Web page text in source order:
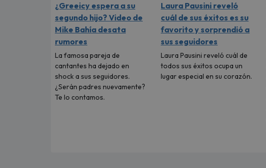
¿Greeicy espera a su
segundo hijo? Video de
Mike Bahía desata
rumores
La famosa pareja de
cantantes ha dejado en
shock a sus seguidores.
¿Serán padres nuevamente?
Te lo contamos.
Laura Pausini reveló
cuál de sus éxitos es su
favorito y sorprendió a
sus seguidores
Laura Pausini reveló cuál de
todos sus éxitos ocupa un
lugar especial en su corazón.